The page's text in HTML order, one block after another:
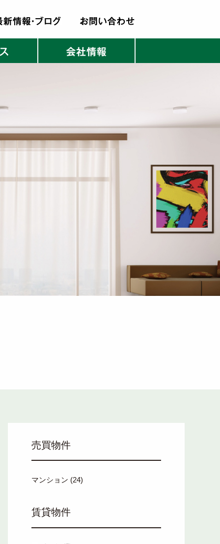
売買物件
マンション (24)
賃貸物件